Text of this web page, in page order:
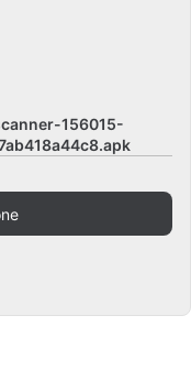
156015-